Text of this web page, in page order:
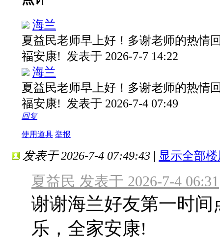
海兰
夏益民老师早上好！多谢老师的热情
福安康! 发表于 2026-7-7 14:22
海兰
夏益民老师早上好！多谢老师的热情
福安康! 发表于 2026-7-4 07:49
回复
使用道具 举报
发表于 2026-7-4 07:49:43 | 显示全部
夏益民 发表于 2026-7-4 06:31
谢谢海兰好友第一时
乐，全家安康!